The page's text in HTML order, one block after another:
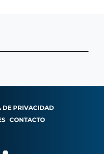
DE PRIVACIDAD
CONTACTO